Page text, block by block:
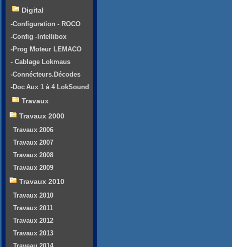
Digital
-Configuration - ROCO
-Config -Intellibox
-Prog Moteur LEMACO
- Cablage Lokmaus
-Connécteurs.Décodes
-Doc Aux 1 à 4 LokSound
Travaux
Travaux 2000
Travaux 2006
Travaux 2007
Travaux 2008
Travaux 2009
Travaux 2010
Travaux 2010
Travaux 2011
Travaux 2012
Travaux 2013